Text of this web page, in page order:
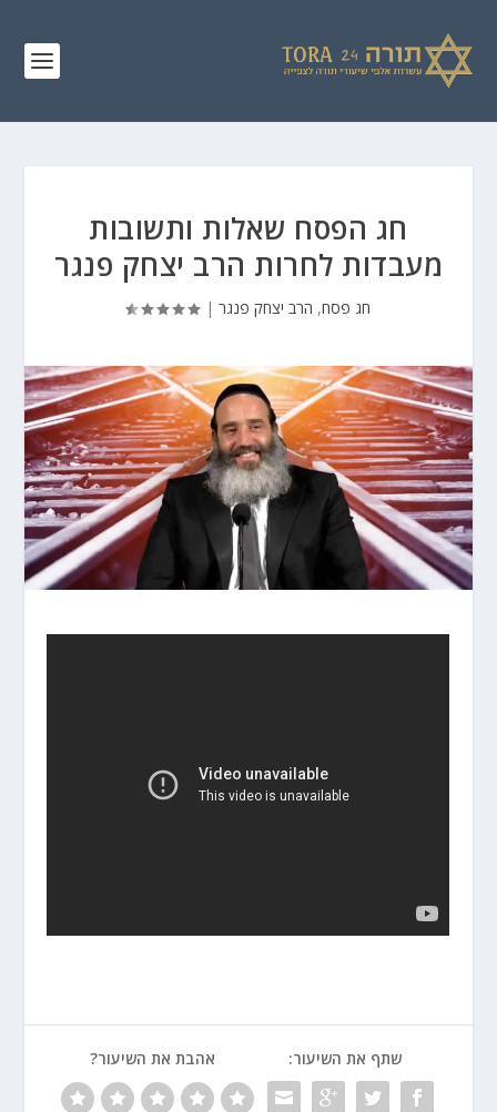
חג הפסח שאלות ותשובות
מעבדות לחרות הרב יצחק פנגר
חג פסח, הרב יצחק פנגר |
שתף את השיעור: אהבת את השיעור?